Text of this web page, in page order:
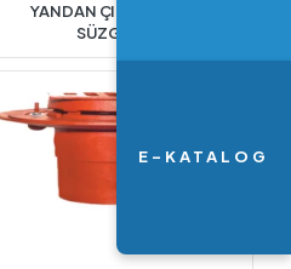
YANDAN ÇIKIŞLI ÇATI
SÜZGEÇİ
E-KATALOG